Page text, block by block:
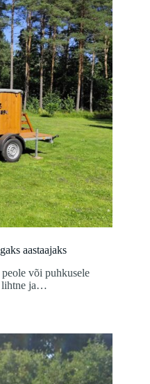
aastaajaks
või puhkusele
lihtne ja…